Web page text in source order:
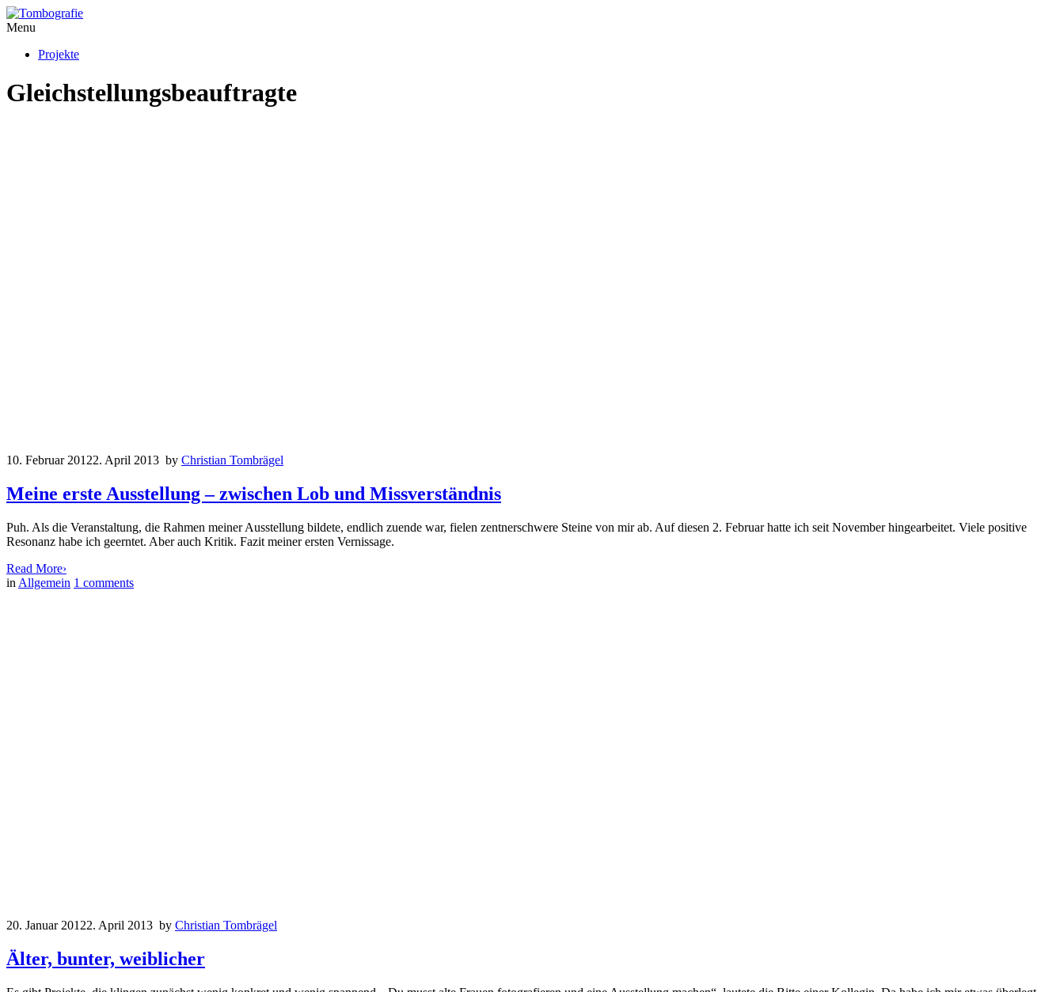
Menu
Projekte
Gleichstellungsbeauftragte
10. Februar 20122. April 2013 by Christian Tombrägel
Meine erste Ausstellung – zwischen Lob und Missverständnis
Puh. Als die Veranstaltung, die Rahmen meiner Ausstellung bildete, endlich zuende war, fielen zentnerschwere Steine von mir ab. Auf diesen 2. Februar hatte ich seit November hingearbeitet. Viele positive
Resonanz habe ich geerntet. Aber auch Kritik. Fazit meiner ersten Vernissage.
Read More›
in Allgemein 1 comments
20. Januar 20122. April 2013 by Christian Tombrägel
Älter, bunter, weiblicher